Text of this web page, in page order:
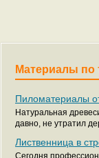
Материалы по
Пиломатериалы
Натуральная
давно, не утратил
Лиственница в
Сегодня